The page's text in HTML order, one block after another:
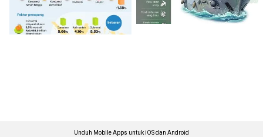
Unduh Mobile Apps untuk iOS dan Android